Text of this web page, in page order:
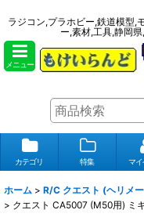
ラジコン,プラホビー,鉄道模型,
ー,素材,工具,静岡
メニュー
カテゴリ 特集 マイ
ホーム > R/C クエスト (ヘリメ
> クエスト CA5007 (M50用) ミ